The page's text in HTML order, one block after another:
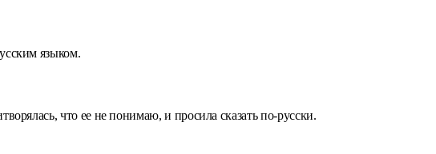
языком.
что ее не понимаю, и просила сказать по-русски.